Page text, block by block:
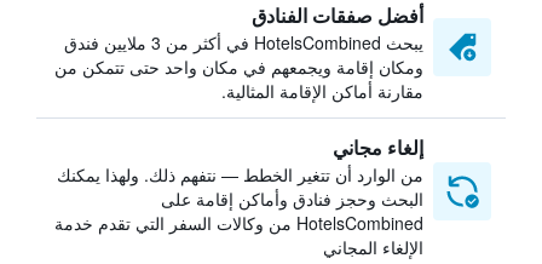
أفضل صفقات الفنادق
يبحث HotelsCombined في أكثر من 3 ملايين فندق
ومكان إقامة ويجمعهم في مكان واحد حتى تتمكن من
مقارنة أماكن الإقامة المثالية.
إلغاء مجاني
من الوارد أن تتغير الخطط — نتفهم ذلك. ولهذا يمكنك
البحث وحجز فنادق وأماكن إقامة على
HotelsCombined من وكالات السفر التي تقدم خدمة
الإلغاء المجاني